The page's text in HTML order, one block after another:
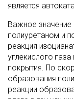
является
Важное значение
полиуретаном и
реакция
углекислого
покрытия. По
образования
реакции